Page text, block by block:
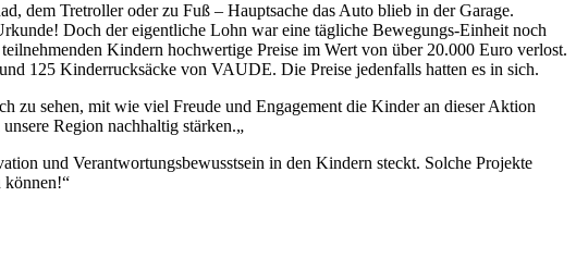
dem Tretroller oder zu Fuß – Hauptsache das Auto blieb in der Garage.
Doch der eigentliche Lohn war eine tägliche Bewegungs-Einheit noch
Kindern hochwertige Preise im Wert von über 20.000 Euro verlost.
125 Kinderrucksäcke von VAUDE. Die Preise jedenfalls hatten es in sich.
zu sehen, mit wie viel Freude und Engagement die Kinder an dieser Aktion
Region nachhaltig stärken.„
und Verantwortungsbewusstsein in den Kindern steckt. Solche Projekte
können!“